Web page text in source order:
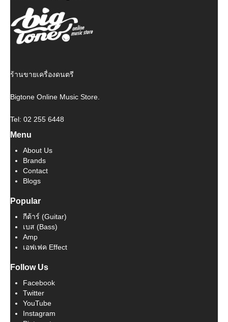
ร้านขายเครื่องดนตรี
Bigtone Online Music Store.
Tel: 02 255 6448
Menu
About Us
Brands
Contact
Blogs
Popular
กีต้าร์ (Guitar)
เบส (Bass)
Amp
เอฟเฟค Effect
Follow Us
Facebook
Twitter
YouTube
Instagram